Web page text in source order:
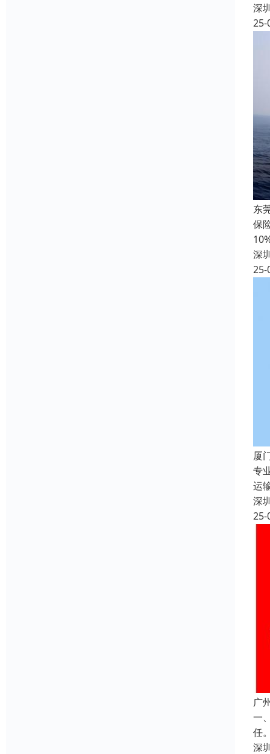
深
25-
东
保
深
25-
厦
专
运
深
25-
广
一
任
深